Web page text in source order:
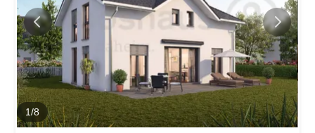
Wohngefühl. Dieses Projekt besticht mit besonders vielen
Vorteilen: Neubauprojekt in Massivbauweise zum
optimalen Preis-/ Leistungsverhältnis 2
Doppeleinfamilienhaushälften und 2 freistehende
Einfamilienhäuser Grosszügige Fensterfronten sorgen für
helle, lichtdurchflutete Räume. Optimaler...
1/8